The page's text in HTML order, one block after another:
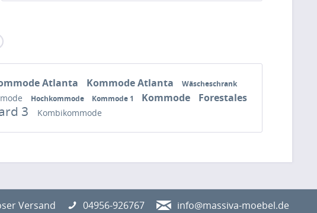
Atlanta Kommode Atlanta Wäscheschrank
Hochkommode Kommode 1 Kommode
Forestales
3 Kombikommode
Versand 04956-926767 info@massiva-moebel.de